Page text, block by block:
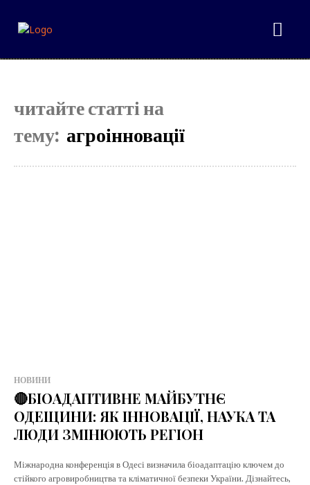
читайте статті на
тему: агроінновації
НОВИНИ
🔴БІОАДАПТИВНЕ МАЙБУТНЄ
ОДЕЩИНИ: ЯК ІННОВАЦІЇ, НАУКА ТА
ЛЮДИ ЗМІНЮЮТЬ РЕГІОН
Міжнародна конференція в Одесі визначила біоадаптацію ключем до
стійкого агровиробництва та кліматичної безпеки України. Дізнайтесь,